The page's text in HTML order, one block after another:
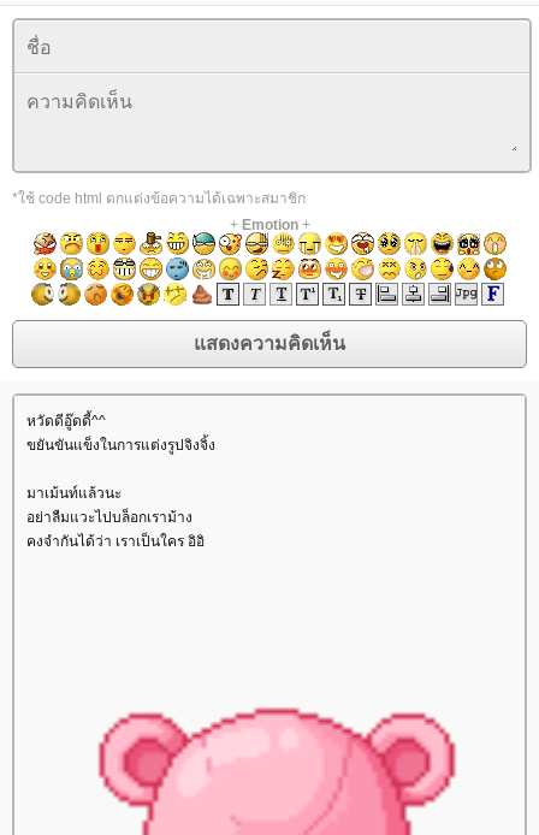
*ใช้ code html ตกแต่งข้อความได้เฉพาะสมาชิก
+ Emotion+
หวัดดีอู๊ดดี้^^
ขยันขันแข็งในการแต่งรูปจิงจิ้ง
มาเม้นท์แล้วนะ
อย่าลืมแวะไปบล็อกเราม้าง
คงจำกันได้ว่า เราเป็นใคร อิอิ